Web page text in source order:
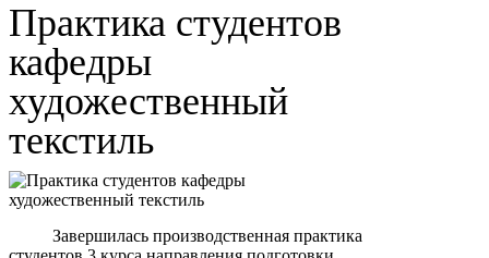
Практика студентов
кафедры
художественный
текстиль
Завершилась производственная практика